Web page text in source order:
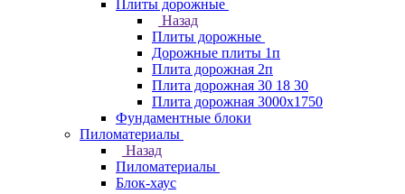
Плиты дорожные
Назад
Плиты дорожные
Дорожные плиты 1п
Плита дорожная 2п
Плита дорожная 30 18 30
Плита дорожная 3000х1750
Фундаментные блоки
Пиломатериалы
Назад
Пиломатериалы
Блок-хаус